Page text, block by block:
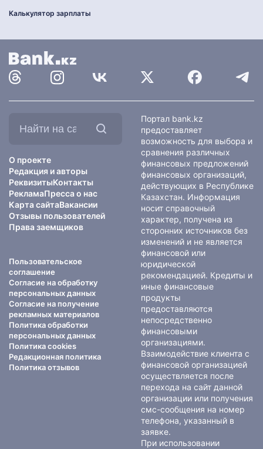
Калькулятор зарплаты
О проекте
Редакция и авторы
РеквизитыКонтакты
РекламаПресса о нас
Карта сайтаВакансии
Отзывы пользователей
Права заемщиков
Пользовательское
соглашение
Согласие на обработку
персональных данных
Согласие на получение
рекламных материалов
Политика обработки
персональных данных
Политика cookies
Редакционная политика
Политика отзывов
Портал bank.kz
предоставляет
возможность для выбора и
сравнения различных
финансовых предложений
финансовых организаций,
действующих в Республике
Казахстан. Информация
носит справочный
характер, получена из
сторонних источников без
изменений и не является
финансовой или
юридической
рекомендацией. Кредиты и
иные финансовые
продукты
предоставляются
непосредственно
финансовыми
организациями.
Взаимодействие клиента с
финансовой организацией
осуществляется после
перехода на сайт данной
организации или получения
смс-сообщения на номер
телефона, указанный в
заявке.
При использовании